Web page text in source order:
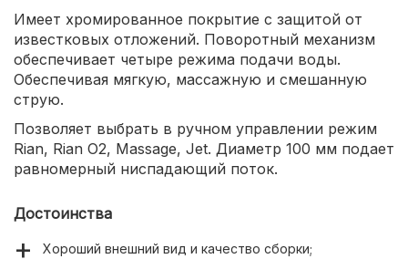
Имеет хромированное покрытие с защитой от
известковых отложений. Поворотный механизм
обеспечивает четыре режима подачи воды.
Обеспечивая мягкую, массажную и смешанную
струю.
Позволяет выбрать в ручном управлении режим
Rian, Rian O2, Massage, Jet. Диаметр 100 мм подает
равномерный ниспадающий поток.
Достоинства
Хороший внешний вид и качество сборки;